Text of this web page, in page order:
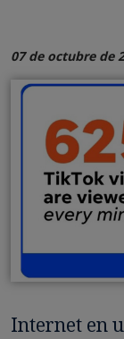
07 de octubre de
Internet en